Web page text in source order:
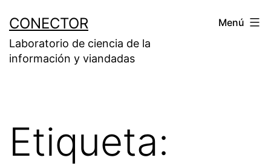
contenido
CONECTOR
Laboratorio de ciencia de la
información y viandadas
Menú
Etiqueta: